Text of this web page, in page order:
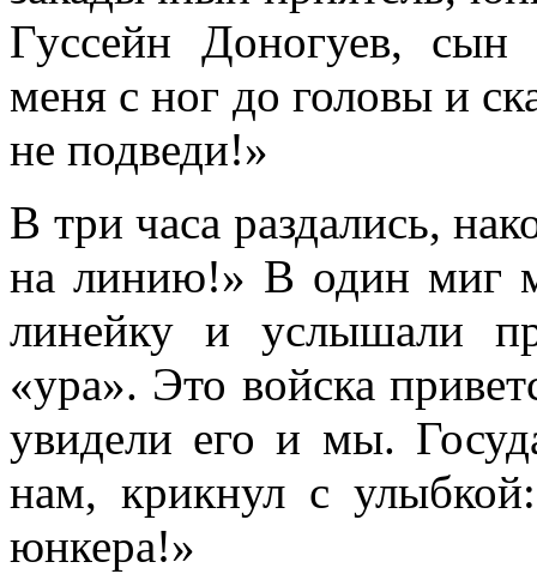
Гуссейн Доногуев,
меня с ног до головы и
не подведи!»
В три часа раздались,
на линию!» В один миг
линейку и услышали
«ура». Это войска
увидели его и мы.
нам, крикнул с
юнкера!»